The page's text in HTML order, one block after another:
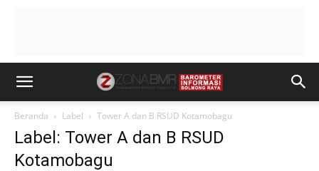
Beranda Label Tower A dan B RSUD Kotamobagu
Label: Tower A dan B RSUD
Kotamobagu